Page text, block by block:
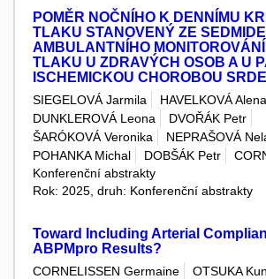
POMĚR NOČNÍHO K DENNÍMU
TLAKU STANOVENÝ ZE
AMBULANTNÍHO
TLAKU U ZDRAVÝCH OSOB A U
ISCHEMICKOU CHOROBOU
SIEGELOVÁ Jarmila HAVELKOVÁ Alena
DUNKLEROVÁ Leona
DVOŘÁK Petr
ŠARÓKOVÁ Veronika
NEPRAŠOVÁ
POHANKA Michal
DOBŠÁK Petr
Konferenční abstrakty
Rok: 2025, druh: Konferenční abstrakty
Toward Including Arterial
ABPMpro Results?
CORNELISSEN Germaine
OTSUKA